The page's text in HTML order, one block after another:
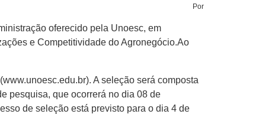
Por
oferecido pela Unoesc, em
e Competitividade do Agronegócio.Ao
A seleção será composta
pesquisa, que ocorrerá no dia 08 de
de seleção está previsto para o dia 4 de